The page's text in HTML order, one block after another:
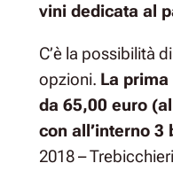
vini dedicata al
C’è la possibilità
opzioni. La prima
da 65,00 euro
con all’interno
2018 –